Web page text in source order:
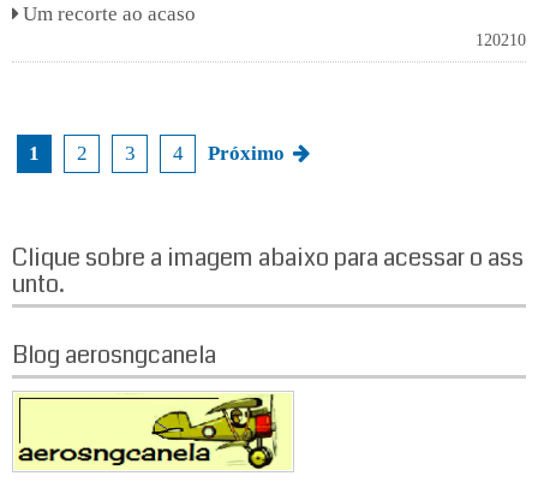
Um recorte ao acaso
120210
N
v
e
g
a
ç
1 2 3 4 Próximo
Clique sobre a imagem abaixo para acessar o ass
unto.
Blog aerosngcanela